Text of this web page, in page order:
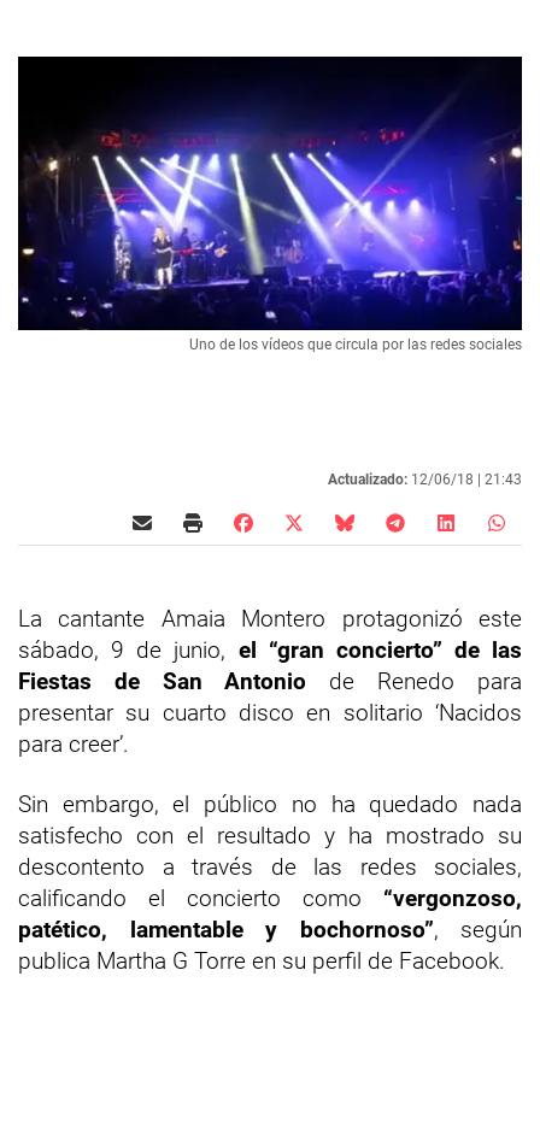
Uno de los vídeos que circula por las redes sociales
Actualizado: 12/06/18 | 21:43
La cantante Amaia Montero protagonizó este
sábado, 9 de junio, el “gran concierto” de las
Fiestas de San Antonio de Renedo para
presentar su cuarto disco en solitario ‘Nacidos
para creer’.
Sin embargo, el público no ha quedado nada
satisfecho con el resultado y ha mostrado su
descontento a través de las redes sociales,
calificando el concierto como “vergonzoso,
patético, lamentable y bochornoso”, según
publica Martha G Torre en su perfil de Facebook.